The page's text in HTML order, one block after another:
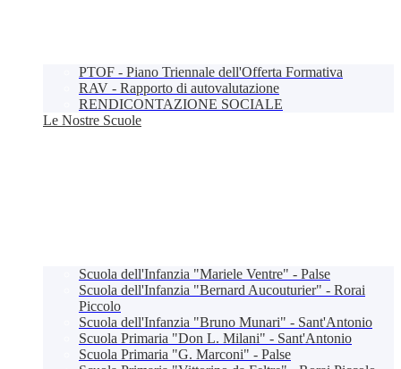
PTOF - Piano Triennale dell'Offerta Formativa
RAV - Rapporto di autovalutazione
RENDICONTAZIONE SOCIALE
Le Nostre Scuole
Scuola dell'Infanzia "Mariele Ventre" - Palse
Scuola dell'Infanzia "Bernard Aucouturier" - Rorai
Piccolo
Scuola dell'Infanzia "Bruno Munari" - Sant'Antonio
Scuola Primaria "Don L. Milani" - Sant'Antonio
Scuola Primaria "G. Marconi" - Palse